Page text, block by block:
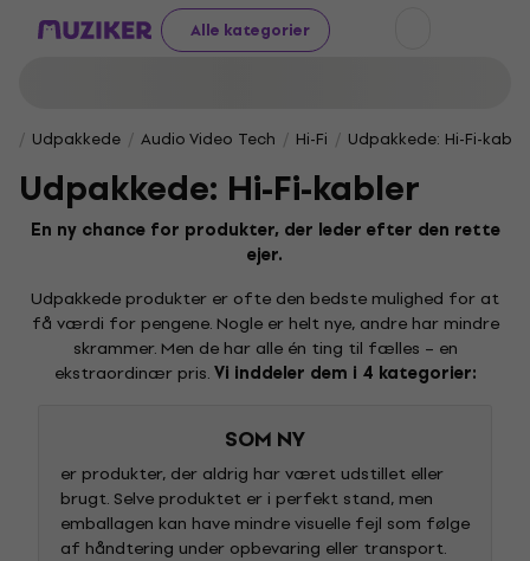
Alle kategorier
Udpakkede Audio Video Tech Hi-Fi Udpakkede: Hi-Fi-kabler
Udpakkede: Hi-Fi-kabler
En ny chance for produkter, der leder efter den rette
ejer.
Udpakkede produkter er ofte den bedste mulighed for at
få værdi for pengene. Nogle er helt nye, andre har mindre
skrammer. Men de har alle én ting til fælles – en
ekstraordinær pris.Vi inddeler dem i 4 kategorier:
SOM NY
er produkter, der aldrig har været udstillet eller
brugt. Selve produktet er i perfekt stand, men
emballagen kan have mindre visuelle fejl som følge
af håndtering under opbevaring eller transport.